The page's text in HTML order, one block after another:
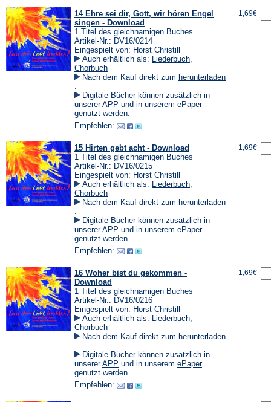
14 Ehre sei dir, Gott, wir hören Engel
singen - Download
1 Titel des gleichnamigen Buches
Artikel-Nr.: DV16/0214
Eingespielt von: Horst Christill
Auch erhältlich als: Liederbuch,
Chorbuch
Nach dem Kauf direkt zum herunterladen
in
einem
neuen
Tab)
.
Digitale Bücher können zusätzlich in
unsererAPP (Öffnet
in
neuen
und in unserem ePaper(Öffnet
genutzt werden.
Empfehlen:
1,69€
15 Hirten gebt acht - Download
1 Titel des gleichnamigen Buches
Artikel-Nr.: DV16/0215
Eingespielt von: Horst Christill
Auch erhältlich als: Liederbuch,
Chorbuch
Nach dem Kauf direkt zum herunterladen
in
einem
neuen
Tab)
.
Digitale Bücher können zusätzlich in
unsererAPP (Öffnet
in
neuen
und in unserem ePaper(Öffnet
genutzt werden.
Empfehlen:
1,69€
16 Woher bist du gekommen -
Download
1 Titel des gleichnamigen Buches
Artikel-Nr.: DV16/0216
Eingespielt von: Horst Christill
Auch erhältlich als: Liederbuch,
Chorbuch
Nach dem Kauf direkt zum herunterladen
in
einem
neuen
Tab)
.
Digitale Bücher können zusätzlich in
unsererAPP (Öffnet
in
neuen
und in unserem ePaper(Öffnet
genutzt werden.
Empfehlen:
1,69€